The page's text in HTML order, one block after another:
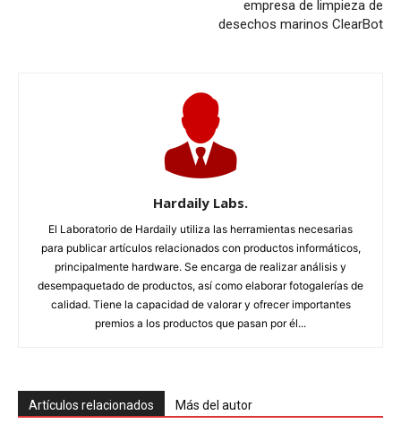
empresa de limpieza de
desechos marinos ClearBot
Hardaily Labs.
El Laboratorio de Hardaily utiliza las herramientas necesarias
para publicar artículos relacionados con productos informáticos,
principalmente hardware. Se encarga de realizar análisis y
desempaquetado de productos, así como elaborar fotogalerías de
calidad. Tiene la capacidad de valorar y ofrecer importantes
premios a los productos que pasan por él...
Artículos relacionados Más del autor